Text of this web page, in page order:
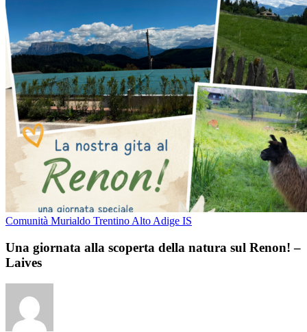
Comunità Murialdo Trentino Alto Adige IS
Una giornata alla scoperta della natura sul Renon! –
Laives